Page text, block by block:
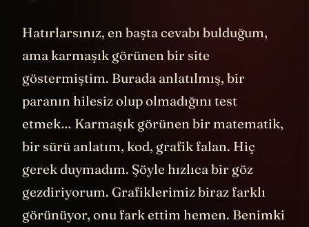
Hatırlarsınız, en başta cevabı bulduğum,
ama karmaşık görünen bir site
göstermiştim. Burada anlatılmış, bir
paranın hilesiz olup olmadığını test
etmek… Karmaşık görünen bir matematik,
bir sürü anlatım, kod, grafik falan. Hiç
gerek duymadım. Şöyle hızlıca bir göz
gezdiriyorum. Grafiklerimiz biraz farklı